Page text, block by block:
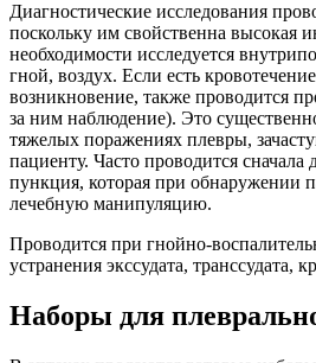
Диагностические исследования
поскольку им свойственна высокая
необходимости исследуется
гной, воздух. Если есть
возникновение, также проводится
за ним наблюдение). Это
тяжелых поражениях плевры,
пациенту. Часто проводится сначала
пункция, которая при обнаружении
лечебную манипуляцию.
Проводится при гнойно-
устранения экссудата, транссудата,
Наборы для